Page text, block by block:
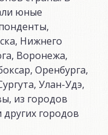
юные
Нижнего
Воронежа,
Оренбурга,
Улан-Удэ,
из городов
городов